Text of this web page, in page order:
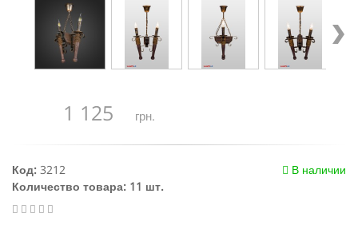
1 125 грн.
В наличии
Код: 3212
Количество товара: 11 шт.